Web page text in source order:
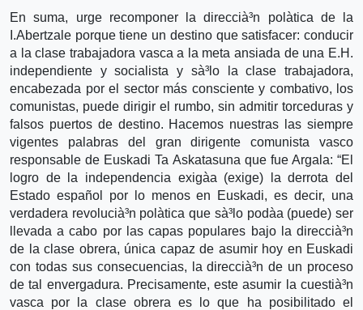
En suma, urge recomponer la direccià³n polà­tica de la
I.Abertzale porque tiene un destino que satisfacer: conducir
a la clase trabajadora vasca a la meta ansiada de una E.H.
independiente y socialista y sà³lo la clase trabajadora,
encabezada por el sector más consciente y combativo, los
comunistas, puede dirigir el rumbo, sin admitir torceduras y
falsos puertos de destino. Hacemos nuestras las siempre
vigentes palabras del gran dirigente comunista vasco
responsable de Euskadi Ta Askatasuna que fue Argala: “El
logro de la independencia exigà­a (exige) la derrota del
Estado español por lo menos en Euskadi, es decir, una
verdadera revolucià³n polà­tica que sà³lo podà­a (puede) ser
llevada a cabo por las capas populares bajo la direccià³n
de la clase obrera, única capaz de asumir hoy en Euskadi
con todas sus consecuencias, la direccià³n de un proceso
de tal envergadura. Precisamente, este asumir la cuestià³n
vasca por la clase obrera es lo que ha posibilitado el